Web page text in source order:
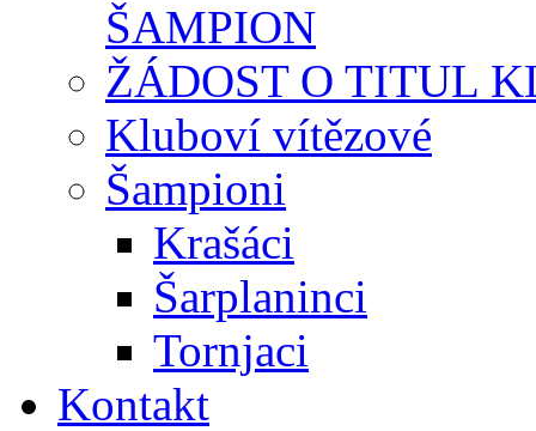
ŠAMPION
ŽÁDOST O TITUL
Kluboví vítězové
Šampioni
Krašáci
Šarplaninci
Tornjaci
Kontakt